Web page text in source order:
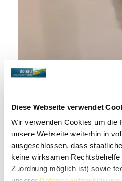
Diese Webseite verwendet
Wir verwenden Cookies um die
unsere Webseite weiterhin in
ausgeschlossen, dass
keine wirksamen
Zuordnung möglich ist) sowie
City Hotel